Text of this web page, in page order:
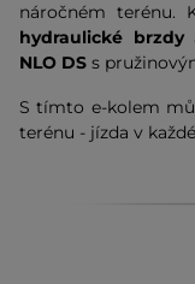
náročném terénu.
hydraulické brzdy
NLO DS s
S tímto e-kolem
terénu - jízda v